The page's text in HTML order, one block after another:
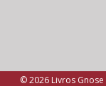
© 2026 Livros Gnose